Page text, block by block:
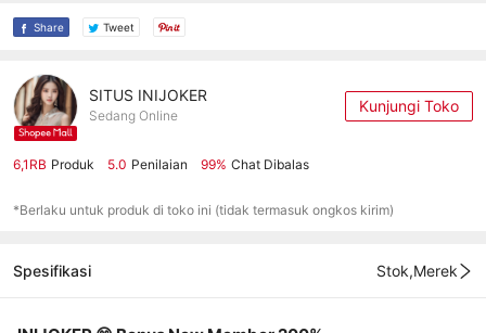
Share Tweet
SITUS INIJOKER
Sedang Online Kunjungi Toko
6,1RB Produk 5.0 Penilaian 99% Chat Dibalas
*Berlaku untuk produk di toko ini (tidak termasuk ongkos kirim)
Spesifikasi Stok,Merek